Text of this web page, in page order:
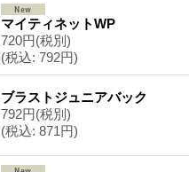
マイティネットWP
720円(税別)
(税込: 792円)
ブラストジュニアバック
792円(税別)
(税込: 871円)